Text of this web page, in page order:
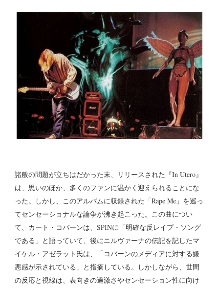
諸般の問題が立ちはだかった末、リリースされた『In Utero』
は、思いのほか、多くのファンに温かく迎えられることにな
った。しかし、このアルバムに収録された「Rape Me」を巡っ
てセンセーショナルな論争が沸き起こった。この曲につい
て、カート・コバーンは、SPINに「明確な反レイプ・ソング
である」と語っていて、後にニルヴァーナの伝記を記したマ
イケル・アゼラット氏は、「コバーンのメディアに対する嫌
悪感が示されている」と指摘している。しかしながら、世間
の反応と視線は、表向きの過激さやセンセーション性に向け